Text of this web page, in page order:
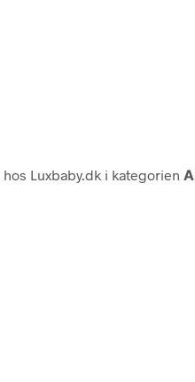
hos Luxbaby.dk i kategorien